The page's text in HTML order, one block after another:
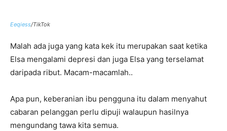
Eeqiess/TikTok
Malah ada juga yang kata kek itu merupakan saat ketika
Elsa mengalami depresi dan juga Elsa yang terselamat
daripada ribut. Macam-macamlah..
Apa pun, keberanian ibu pengguna itu dalam menyahut
cabaran pelanggan perlu dipuji walaupun hasilnya
mengundang tawa kita semua.